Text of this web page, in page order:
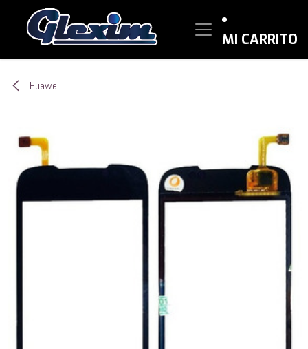
Ir al contenido
MI CARRITO
Huawei